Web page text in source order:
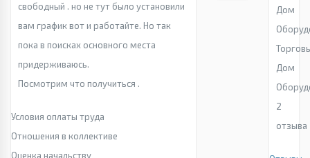
свободный . но не тут было установили
вам график вот и работайте. Но так
пока в поисках основного места
придерживаюсь.
Посмотрим что получиться .
Условия оплаты труда
Отношения в коллективе
Оценка начальству
Дом
2
отзыва